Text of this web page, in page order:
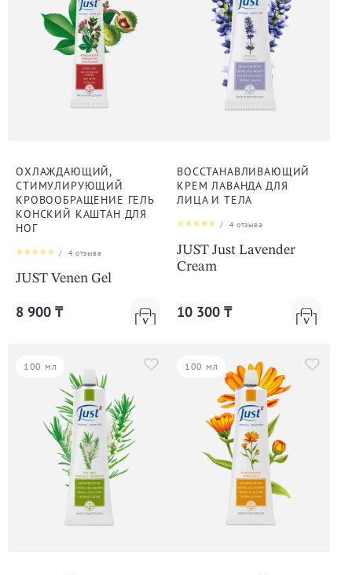
ОХЛАЖДАЮЩИЙ,
СТИМУЛИРУЮЩИЙ
КРОВООБРАЩЕНИЕ ГЕЛЬ
КОНСКИЙ КАШТАН ДЛЯ
НОГ
/ 4отзыва
JUST Venen Gel
8 900 ₸
ВОССТАНАВЛИВАЮЩИЙ
КРЕМ ЛАВАНДА ДЛЯ
ЛИЦА И ТЕЛА
/ 4отзыва
JUST Just Lavender
Cream
10 300 ₸
100 мл 100 мл